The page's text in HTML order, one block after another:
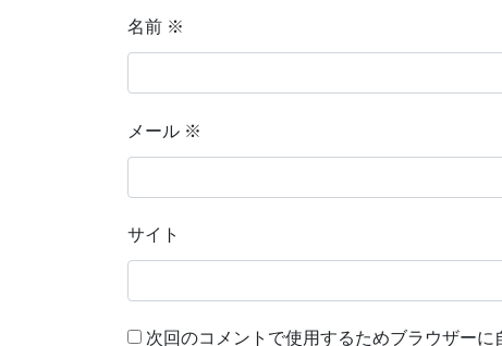
名前 ※
メール ※
サイト
次回のコメントで使用するためブラウザーに